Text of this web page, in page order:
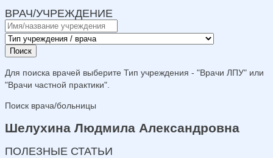
ВРАЧ/УЧРЕЖДЕНИЕ
Поиск
Для поиска врачей выберите Тип учреждения - "Врачи ЛПУ" или
"Врачи частной практики".
Поиск врача/больницы
Шелухина Людмила Александровна
ПОЛЕЗНЫЕ СТАТЬИ